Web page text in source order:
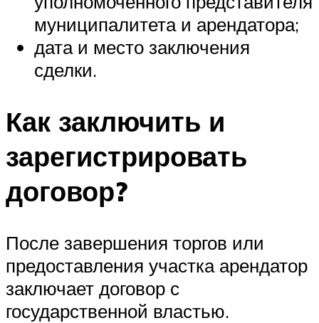
муниципалитета и арендатора;
дата и место заключения
сделки.
Как заключить и
зарегистрировать
договор?
После завершения торгов или
предоставления участка арендатор
заключает договор с
государственной властью.